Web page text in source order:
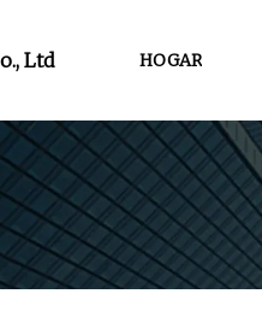
Ltd HOGAR